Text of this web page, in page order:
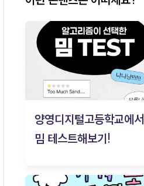
양영디지털고등학교에서
밈 테스트해보기!